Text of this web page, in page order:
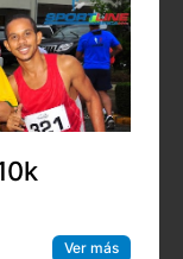
Ver más